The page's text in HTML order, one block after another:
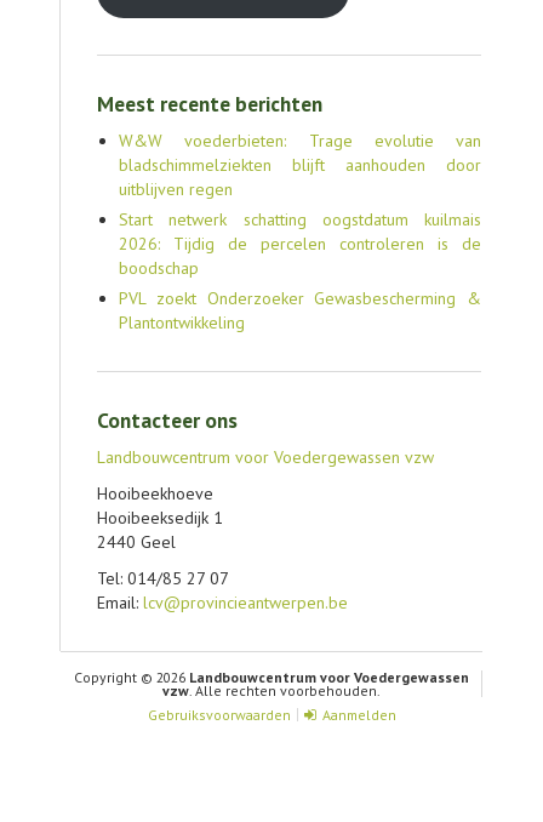
Meest recente berichten
W&W voederbieten: Trage evolutie van
bladschimmelziekten blijft aanhouden door
uitblijven regen
Start netwerk schatting oogstdatum kuilmais
2026: Tijdig de percelen controleren is de
boodschap
PVL zoekt Onderzoeker Gewasbescherming &
Plantontwikkeling
Contacteer ons
Landbouwcentrum voor Voedergewassen vzw
Hooibeekhoeve
Hooibeeksedijk 1
2440 Geel
Tel: 014/85 27 07
Email: lcv@provincieantwerpen.be
Copyright © 2026 Landbouwcentrum voor Voedergewassen
vzw. Alle rechten voorbehouden.
Gebruiksvoorwaarden
Aanmelden